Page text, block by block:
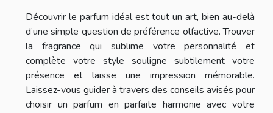
Découvrir le parfum idéal est tout un art, bien au-delà
d’une simple question de préférence olfactive. Trouver
la fragrance qui sublime votre personnalité et
complète votre style souligne subtilement votre
présence et laisse une impression mémorable.
Laissez-vous guider à travers des conseils avisés pour
choisir un parfum en parfaite harmonie avec votre